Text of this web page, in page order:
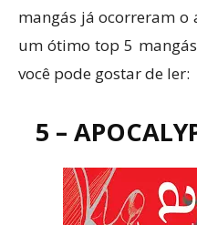
mangás já ocorreram o
um ótimo top 5
você pode gostar de ler:
5 –